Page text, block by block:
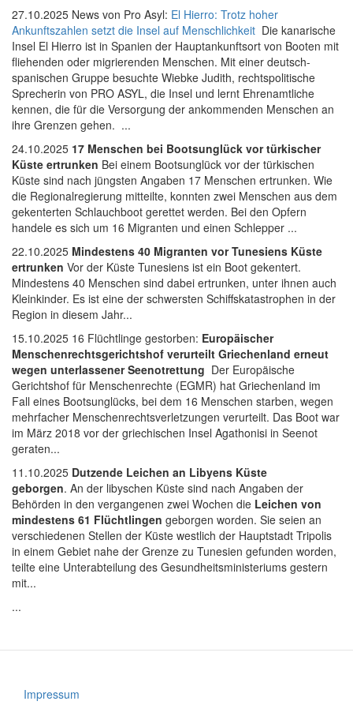
27.10.2025 News von Pro Asyl: El Hierro: Trotz hoher
Ankunftszahlen setzt die Insel auf Menschlichkeit Die kanarische
Insel El Hierro ist in Spanien der Hauptankunftsort von Booten mit
fliehenden oder migrierenden Menschen. Mit einer deutsch-
spanischen Gruppe besuchte Wiebke Judith, rechtspolitische
Sprecherin von PRO ASYL, die Insel und lernt Ehrenamtliche
kennen, die für die Versorgung der ankommenden Menschen an
ihre Grenzen gehen. ...
24.10.2025 17 Menschen bei Bootsunglück vor türkischer
Küste ertrunken Bei einem Bootsunglück vor der türkischen
Küste sind nach jüngsten Angaben 17 Menschen ertrunken. Wie
die Regionalregierung mitteilte, konnten zwei Menschen aus dem
gekenterten Schlauchboot gerettet werden. Bei den Opfern
handele es sich um 16 Migranten und einen Schlepper ...
22.10.2025 Mindestens 40 Migranten vor Tunesiens Küste
ertrunken Vor der Küste Tunesiens ist ein Boot gekentert.
Mindestens 40 Menschen sind dabei ertrunken, unter ihnen auch
Kleinkinder. Es ist eine der schwersten Schiffskatastrophen in der
Region in diesem Jahr...
15.10.2025 16 Flüchtlinge gestorben: Europäischer
Menschenrechtsgerichtshof verurteilt Griechenland erneut
wegen unterlassener Seenotrettung Der Europäische
Gerichtshof für Menschenrechte (EGMR) hat Griechenland im
Fall eines Bootsunglücks, bei dem 16 Menschen starben, wegen
mehrfacher Menschenrechtsverletzungen verurteilt. Das Boot war
im März 2018 vor der griechischen Insel Agathonisi in Seenot
geraten...
11.10.2025 Dutzende Leichen an Libyens Küste
geborgen. An der libyschen Küste sind nach Angaben der
Behörden in den vergangenen zwei Wochen die Leichen von
mindestens 61 Flüchtlingen geborgen worden. Sie seien an
verschiedenen Stellen der Küste westlich der Hauptstadt Tripolis
in einem Gebiet nahe der Grenze zu Tunesien gefunden worden,
teilte eine Unterabteilung des Gesundheitsministeriums gestern
mit...
...
Fußzeile
Impressum